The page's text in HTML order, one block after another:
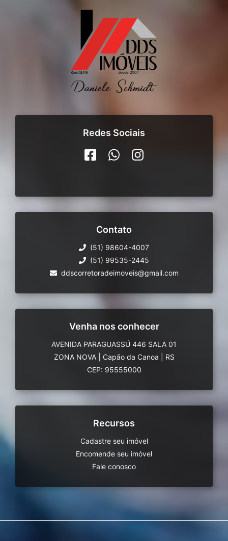
Redes Sociais
Contato
(51) 98604-4007
(51) 99535-2445
ddscorretoradeimoveis@gmail.com
Venha nos conhecer
AVENIDA PARAGUASSÚ 446 SALA 01
ZONA NOVA
Capão da Canoa
RS
CEP: 95555000
Recursos
Cadastre seu imóvel
Encomende seu imóvel
Fale conosco